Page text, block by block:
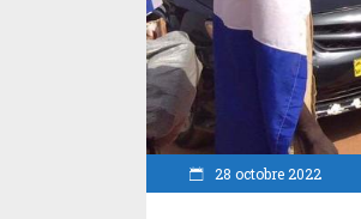
28 octobre 2022